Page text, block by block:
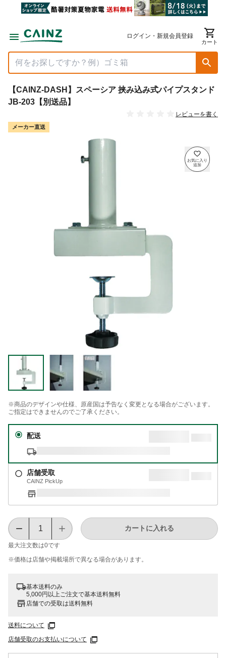
ログイン・新規会員登録
カート
【CAINZ-DASH】スペーシア 挟み込み式パイプスタンド
JB-203【別送品】
レビューを書く
メーカー直送
※商品のデザインや仕様、原産国は予告なく変更となる場合がございます。
ご指定はできませんのでご了承ください。
配送
店舗受取
CAINZ PickUp
最大注文数は0です
カートに入れる
※価格は​店舗や​掲載場所で​異なる​場合が​あります。
基本送料のみ
5,000円以上ご注文で基本送料無料
店舗での受取は送料無料
送料について
店舗受取のお支払いについて